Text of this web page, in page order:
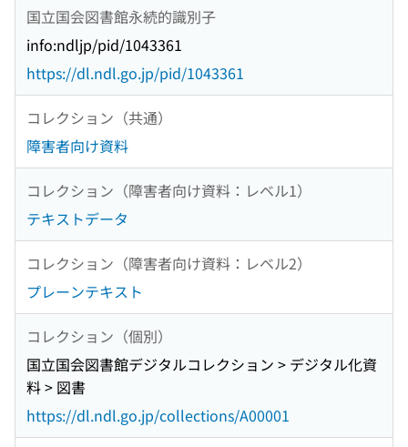
国立国会図書館永続的識別子
info:ndljp/pid/1043361
https://dl.ndl.go.jp/pid/1043361
コレクション（共通）
障害者向け資料
コレクション（障害者向け資料：レベル1）
テキストデータ
コレクション（障害者向け資料：レベル2）
プレーンテキスト
コレクション（個別）
国立国会図書館デジタルコレクション > デジタル化資
料 > 図書
https://dl.ndl.go.jp/collections/A00001